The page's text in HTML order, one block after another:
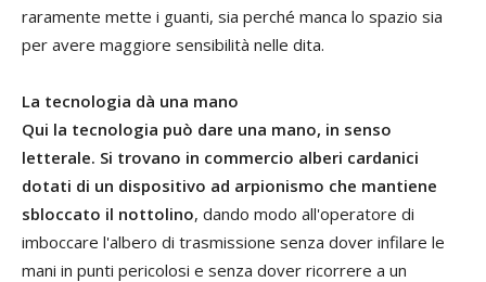
raramente mette i guanti, sia perché manca lo spazio sia
per avere maggiore sensibilità nelle dita.
La tecnologia dà una mano
Qui la tecnologia può dare una mano, in senso
letterale. Si trovano in commercio alberi cardanici
dotati di un dispositivo ad arpionismo che mantiene
sbloccato il nottolino, dando modo all'operatore di
imboccare l'albero di trasmissione senza dover infilare le
mani in punti pericolosi e senza dover ricorrere a un